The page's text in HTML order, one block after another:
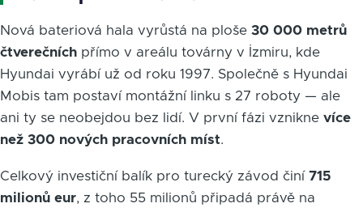
Nová bateriová hala vyrůstá na ploše 30 000 metrů
čtverečních přímo v areálu továrny v İzmiru, kde
Hyundai vyrábí už od roku 1997. Společně s Hyundai
Mobis tam postaví montážní linku s 27 roboty — ale
ani ty se neobejdou bez lidí. V první fázi vznikne více
než 300 nových pracovních míst.
Celkový investiční balík pro turecký závod činí 715
milionů eur, z toho 55 milionů připadá právě na